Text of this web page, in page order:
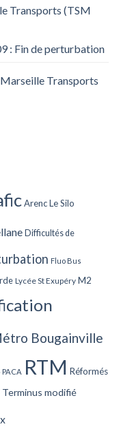
Transports (TSM
: Fin de perturbation
Transports
Arenc Le Silo
Difficultés de
Fluo Bus
Lycée St Exupéry M2
Bougainville
PACA RTM Réformés
Terminus modifié